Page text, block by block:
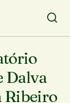
Dalva
Ribeiro